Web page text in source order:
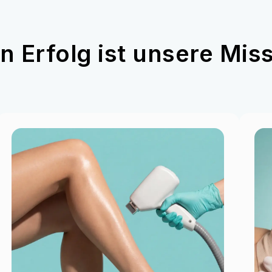
Erfolg ist unsere